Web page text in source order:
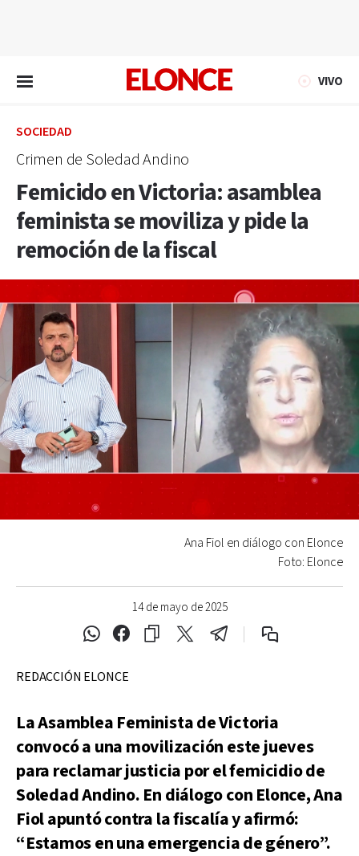
VIVO
SOCIEDAD
Crimen de Soledad Andino
Femicido en Victoria: asamblea
feminista se moviliza y pide la
remoción de la fiscal
14 de mayo de 2025
Ana Fiol en diálogo con Elonce
Foto: Elonce
REDACCIÓN ELONCE
La Asamblea Feminista de Victoria
convocó a una movilización este jueves
para reclamar justicia por el femicidio de
Soledad Andino. En diálogo con Elonce, Ana
Fiol apuntó contra la fiscalía y afirmó:
“Estamos en una emergencia de género”.